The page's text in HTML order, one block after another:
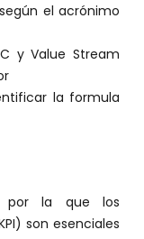
el acrónimo
y Value Stream
la formula
por la que los
son esenciales